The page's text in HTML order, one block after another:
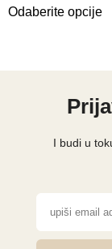
Odaberite opcije
I budi u